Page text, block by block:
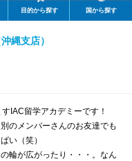
目的から探す 国から探す
縄支店）
IAC留学アカデミーです！
のメンバーさんのお友達でも
い（笑）
輪が広がったり・・・。なん